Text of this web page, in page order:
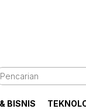
BISNIS